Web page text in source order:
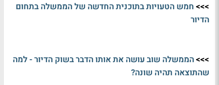
>>> חמש הטעויות בתוכנית החדשה של הממשלה בתחום
הדיור
>>>הממשלה שוב עושה את אותו הדבר בשוק הדיור - למה
שהתוצאה תהיה שונה?